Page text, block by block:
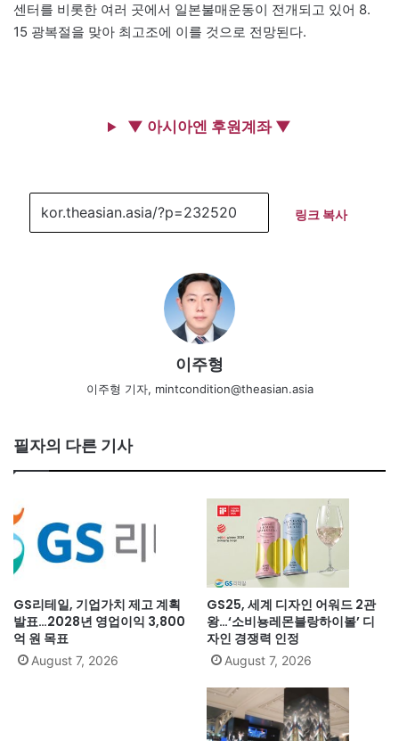
센터를 비롯한 여러 곳에서 일본불매운동이 전개되고 있어 8.
15 광복절을 맞아 최고조에 이를 것으로 전망된다.
▼ 아시아엔 후원계좌 ▼
링크 복사
이주형
이주형 기자, mintcondition@theasian.asia
필자의 다른 기사
GS리테일, 기업가치 제고 계획
발표…2028년 영업이익 3,800
억 원 목표
August 7, 2026
GS25, 세계 디자인 어워드 2관
왕…‘소비뇽레몬블랑하이볼’ 디
자인 경쟁력 인정
August 7, 2026